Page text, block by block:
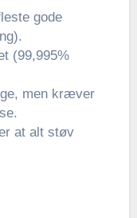
gode
(99,995%
men kræver
at alt støv